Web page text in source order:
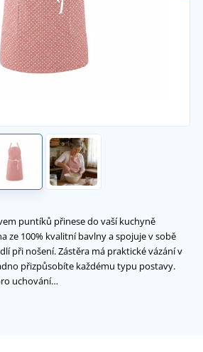
puntíků přinese do vaší kuchyně
ze 100% kvalitní bavlny a spojuje v sobě
při nošení. Zástěra má praktické vázání v
přizpůsobíte každému typu postavy.
uchování…